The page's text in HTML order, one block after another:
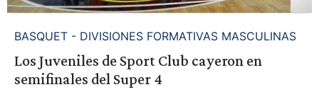
BASQUET - DIVISIONES FORMATIVAS MASCULINAS
Los Juveniles de Sport Club cayeron en
semifinales del Super 4